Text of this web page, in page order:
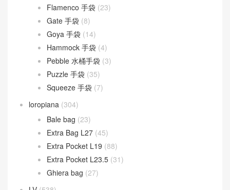
Flamenco 手袋 (23)
Gate 手袋 (8)
Goya 手袋 (14)
Hammock 手袋 (4)
Pebble 水桶手袋 (3)
Puzzle 手袋 (35)
Squeeze 手袋 (7)
loropiana (304)
Bale bag (23)
Extra Bag L27 (45)
Extra Pocket L19 (88)
Extra Pocket L23.5 (31)
Ghiera bag (27)